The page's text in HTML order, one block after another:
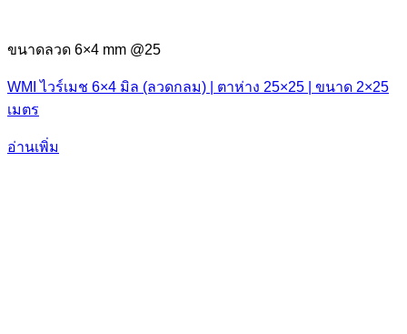
ขนาดลวด 6×4 mm @25
WMI ไวร์เมช 6×4 มิล (ลวดกลม) | ตาห่าง 25×25 | ขนาด 2×25
เมตร
อ่านเพิ่ม